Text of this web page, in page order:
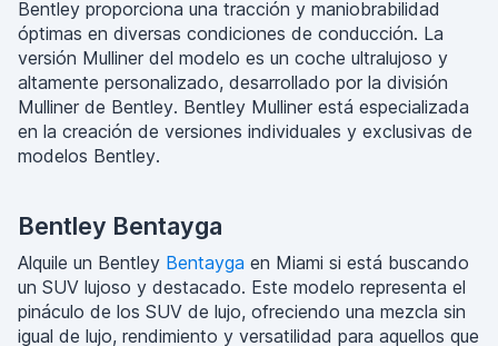
Bentley proporciona una tracción y maniobrabilidad
óptimas en diversas condiciones de conducción. La
versión Mulliner del modelo es un coche ultralujoso y
altamente personalizado, desarrollado por la división
Mulliner de Bentley. Bentley Mulliner está especializada
en la creación de versiones individuales y exclusivas de
modelos Bentley.
Bentley Bentayga
Alquile un Bentley Bentayga en Miami si está buscando
un SUV lujoso y destacado. Este modelo representa el
pináculo de los SUV de lujo, ofreciendo una mezcla sin
igual de lujo, rendimiento y versatilidad para aquellos que